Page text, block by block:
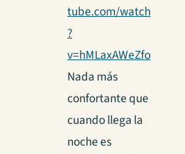
tube.com/watch
?
v=hMLaxAWeZfo
Nada más
confortante que
cuando llega la
noche es